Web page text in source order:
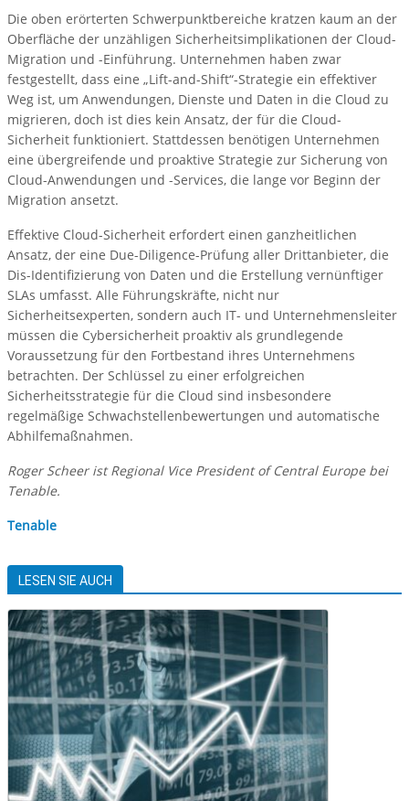
Die oben erörterten Schwerpunktbereiche kratzen kaum an der
Oberfläche der unzähligen Sicherheitsimplikationen der Cloud-
Migration und -Einführung. Unternehmen haben zwar
festgestellt, dass eine „Lift-and-Shift“-Strategie ein effektiver
Weg ist, um Anwendungen, Dienste und Daten in die Cloud zu
migrieren, doch ist dies kein Ansatz, der für die Cloud-
Sicherheit funktioniert. Stattdessen benötigen Unternehmen
eine übergreifende und proaktive Strategie zur Sicherung von
Cloud-Anwendungen und -Services, die lange vor Beginn der
Migration ansetzt.
Effektive Cloud-Sicherheit erfordert einen ganzheitlichen
Ansatz, der eine Due-Diligence-Prüfung aller Drittanbieter, die
Dis-Identifizierung von Daten und die Erstellung vernünftiger
SLAs umfasst. Alle Führungskräfte, nicht nur
Sicherheitsexperten, sondern auch IT- und Unternehmensleiter
müssen die Cybersicherheit proaktiv als grundlegende
Voraussetzung für den Fortbestand ihres Unternehmens
betrachten. Der Schlüssel zu einer erfolgreichen
Sicherheitsstrategie für die Cloud sind insbesondere
regelmäßige Schwachstellenbewertungen und automatische
Abhilfemaßnahmen.
Roger Scheer ist Regional Vice President of Central Europe bei
Tenable.
Tenable
LESEN SIE AUCH